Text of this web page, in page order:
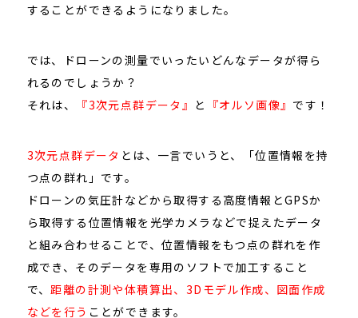
することができるようになりました。
では、ドローンの測量でいったいどんなデータが得ら
れるのでしょうか？
それは、
『3次元点群データ』 と 『オルソ画像』 です！
3次元点群データ とは、一言でいうと、「位置情報を持
つ点の群れ」です。
ドローンの気圧計などから取得する高度情報とGPSか
ら取得する位置情報を光学カメラなどで捉えたデータ
と組み合わせることで、位置情報をもつ点の群れを作
成でき、そのデータを専用のソフトで加工すること
で、 距離の計測や体積算出、3Dモデル作成、図面作成
などを行う ことができます。